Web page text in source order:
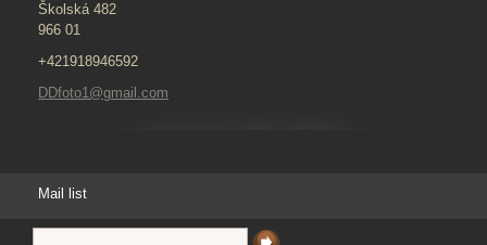
Školská 482
966 01
+421918946592
DDfoto1@gmail.com
Mail list